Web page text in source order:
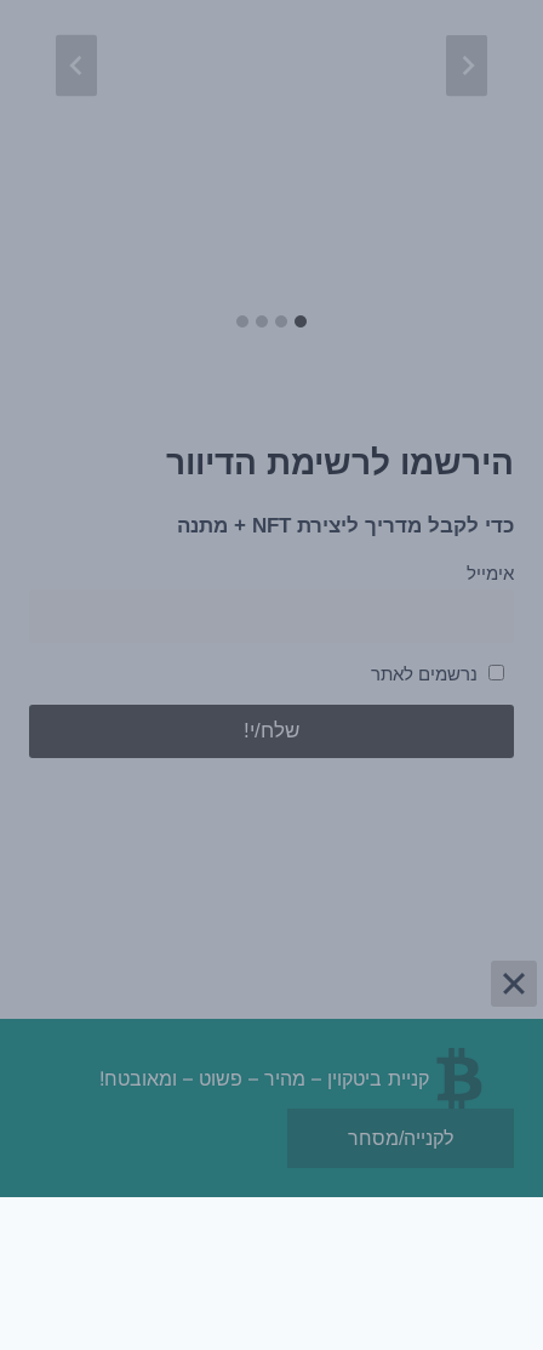
הירשמו לרשימת הדיוור
כדי לקבל מדריך ליצירת NFT + מתנה
אימייל
נרשמים לאתר
מסעדות כשרות מהדרין
קניית ביטקוין – מהיר – פשוט – ומאובטח!
לקנייה/מסחר